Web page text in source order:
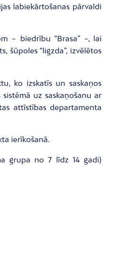
labiekārtošanas pārvaldi
– biedrību “Brasa” –, lai
šūpoles “ligzda”, izvēlētos
ko izskatīs un saskaņos
uz saskaņošanu ar
attīstības departamenta
ierīkošanā.
grupa no 7 līdz 14 gadi)